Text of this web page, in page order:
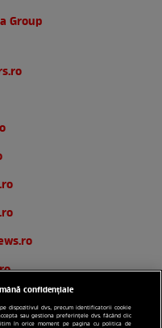
Group
confidențiale
dispozitivul dvs., precum identificatorii cookie
sau gestiona preferințele dvs. făcând clic
în orice moment pe pagina cu politica de